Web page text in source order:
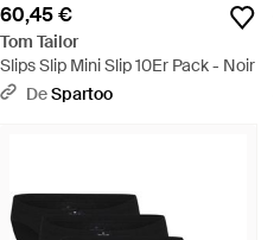
60,45 €
Tom Tailor
Slips Slip Mini Slip 10Er Pack - Noir
DeSpartoo